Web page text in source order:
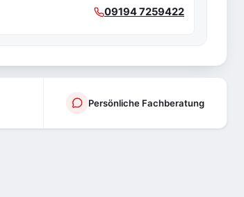
09194 7259422
Persönliche Fachberatung